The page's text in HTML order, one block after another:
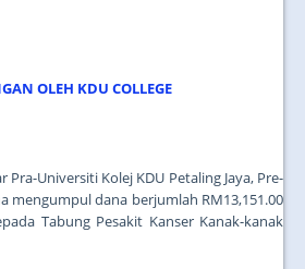
OLEH KDU COLLEGE
Pra-Universiti Kolej KDU Petaling Jaya, Pre-
mengumpul dana berjumlah RM13,151.00
Tabung Pesakit Kanser Kanak-kanak